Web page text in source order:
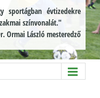
sportágban évtizedekre
színvonalát."
Ormai László mesteredző